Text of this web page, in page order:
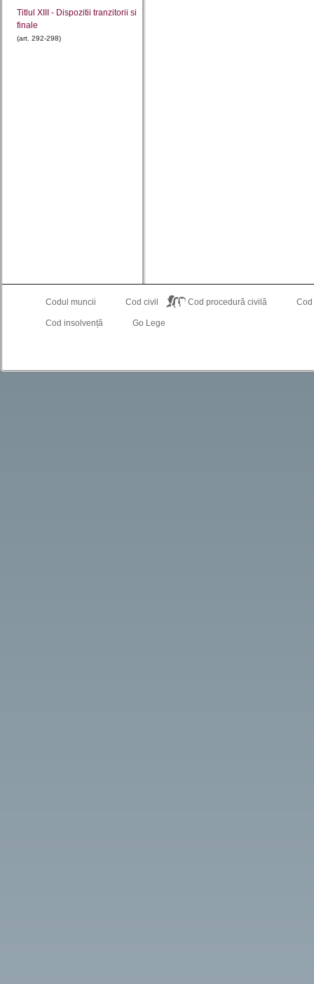
Titlul XIII - Dispozitii tranzitorii si
finale
(art. 292-298)
Codul muncii Cod civil Cod procedură civilă
Cod insolvență Go Lege